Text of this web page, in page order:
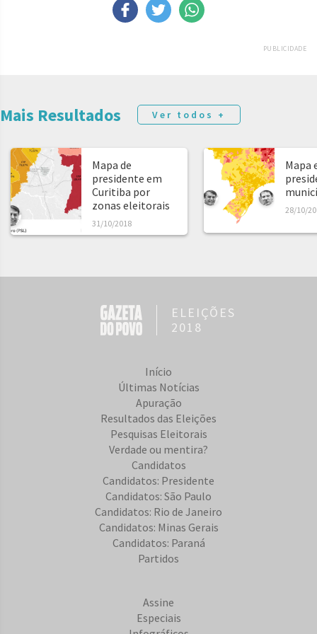
PUBLICIDADE
Mais Resultados Ver todos +
Mapa de
presidente em
Curitiba por
zonas eleitorais
31/10/2018
Mapa
28/10/
ELEIÇÕES
2018
Início
Últimas Notícias
Apuração
Resultados das Eleições
Pesquisas Eleitorais
Verdade ou mentira?
Candidatos
Candidatos: Presidente
Candidatos: São Paulo
Candidatos: Rio de Janeiro
Candidatos: Minas Gerais
Candidatos: Paraná
Partidos
Assine
Especiais